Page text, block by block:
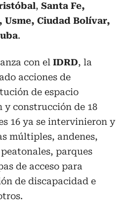
, Santa Fe,
Usme, Ciudad Bolívar,
.
con el IDRD, la
acciones de
de espacio
y construcción de 18
16 ya se intervinieron y
múltiples, andenes,
parques
de acceso para
de discapacidad e